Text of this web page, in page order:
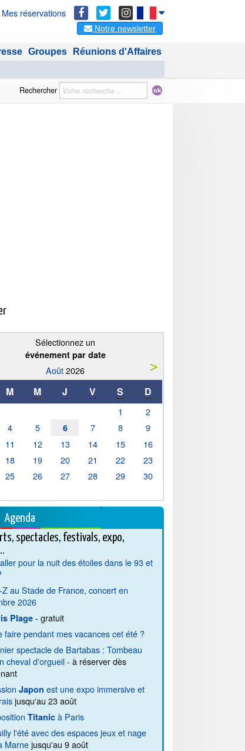
Mes réservations
Notre newsletter
Réunions d'Affaires
Groupes
Rechercher
Sélectionnez un
événement par date
Août2026
M M J V S D
1
2
4 5 6 7 8
9
11 12 13 14 15
16
18 19 20 21 22
23
25 26 27 28 29
30
Agenda
spectacles, festivals, expo,
pour la nuit des étoiles dans le 93 et
Z au Stade de France, concert en
2026
Plage - gratuit
faire pendant mes vacances cet été ?
spectacle de Bartabas : Tombeau
cheval d'orgueil- à réserver dès
Japon est une expo immersive et
jusqu'au 23 août
Titanic à Paris
l'été avec des espaces jeux et nage
Marnejusqu'au 9 août